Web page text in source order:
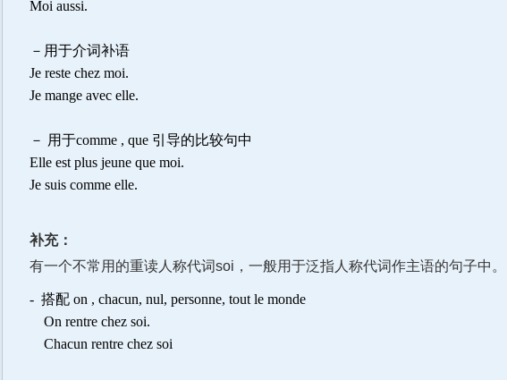
Moi aussi.
－用于介词补语
Je reste chez moi.
Je mange avec elle.
－ 用于comme , que 引导的比较句中
Elle est plus jeune que moi.
Je suis comme elle.
有一个不常用的重读人称代词soi，一般用于泛指人称代词作主语的句子中。
- 搭配 on , chacun, nul, personne, tout le monde
On rentre chez soi.
Chacun rentre chez soi